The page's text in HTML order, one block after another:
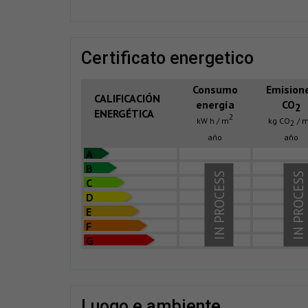
certificato energetico
CALIFICACIÓN
ENERGÉTICA
Consumo
energía
kW h / m2
año
CO2
kg CO2 / m
año
A
B
C
D
E
F
G
IN PROCESS
IN PROCESS